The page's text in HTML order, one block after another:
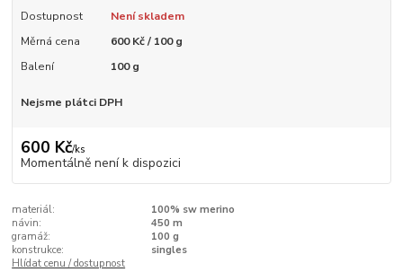
Dostupnost
Není skladem
Měrná cena
600 Kč / 100 g
Balení
100 g
Nejsme plátci DPH
600 Kč/ks
Momentálně není k dispozici
materiál:
100% sw merino
návin:
450 m
gramáž:
100 g
konstrukce:
singles
Hlídat cenu / dostupnost